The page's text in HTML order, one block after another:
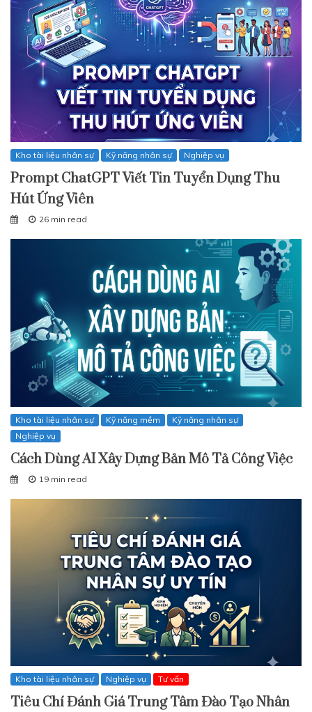
Kho tài liệu nhân sự Kỹ năng nhân sự Nghiệp vụ
Prompt ChatGPT Viết Tin Tuyển Dụng Thu
Hút Ứng Viên
26 min read
Kho tài liệu nhân sự Kỹ năng mềm
Kỹ năng nhân sự
Nghiệp vụ
Cách Dùng AI Xây Dựng Bản Mô Tả Công Việc
19 min read
Kho tài liệu nhân sự Nghiệp vụ Tư vấn
Tiêu Chí Đánh Giá Trung Tâm Đào Tạo Nhân